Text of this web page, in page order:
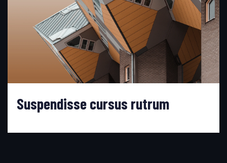
Suspendisse cursus rutrum